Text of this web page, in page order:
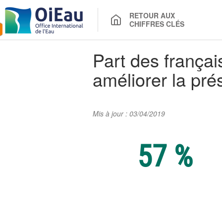
RETOUR AUX
CHIFFRES CLÉS
Part des
améliorer la
Mis à jour : 03/04/2019
57 %